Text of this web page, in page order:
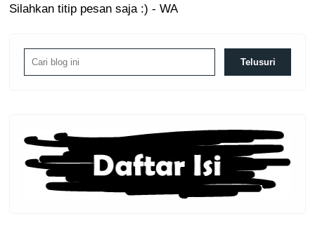
Silahkan titip pesan saja :) - WA